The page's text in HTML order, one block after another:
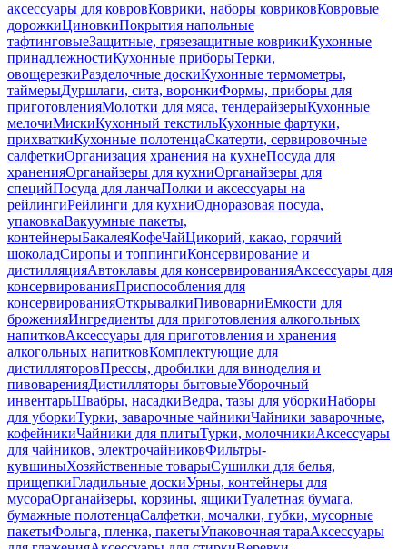
аксессуары для ковровКоврики, наборы ковриковКовровые
дорожкиЦиновкиПокрытия напольные
тафтинговыеЗащитные, грязезащитные коврикиКухонные
принадлежностиКухонные приборыТерки,
овощерезкиРазделочные доскиКухонные термометры,
таймерыДуршлаги, сита, воронкиФормы, приборы для
приготовленияМолотки для мяса, тендерайзерыКухонные
мелочиМискиКухонный текстильКухонные фартуки,
прихваткиКухонные полотенцаСкатерти, сервировочные
салфеткиОрганизация хранения на кухнеПосуда для
храненияОрганайзеры для кухниОрганайзеры для
специйПосуда для ланчаПолки и аксессуары на
рейлингиРейлинги для кухниОдноразовая посуда,
упаковкаВакуумные пакеты,
контейнерыБакалеяКофеЧайЦикорий, какао, горячий
шоколадСиропы и топпингиКонсервирование и
дистилляцияАвтоклавы для консервированияАксессуары для
консервированияПриспособления для
консервированияОткрывалкиПивоварниЕмкости для
броженияИнгредиенты для приготовления алкогольных
напитковАксессуары для приготовления и хранения
алкогольных напитковКомплектующие для
дистилляторовПрессы, дробилки для виноделия и
пивоваренияДистилляторы бытовыеУборочный
инвентарьШвабры, насадкиВедра, тазы для уборкиНаборы
для уборкиТурки, заварочные чайникиЧайники заварочные,
кофейникиЧайники для плитыТурки, молочникиАксессуары
для чайников, электрочайниковФильтры-
кувшиныХозяйственные товарыСушилки для белья,
прищепкиГладильные доскиУрны, контейнеры для
мусораОрганайзеры, корзины, ящикиТуалетная бумага,
бумажные полотенцаСалфетки, мочалки, губки, мусорные
пакетыФольга, пленка, пакетыУпаковочная тараАксессуары